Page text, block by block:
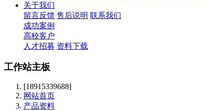
关于我们
留言反馈 售后说明 联系我们
成功案例
高校客户
人才招募 资料下载
工作站主板
[18915339688]
网站首页
产品资料